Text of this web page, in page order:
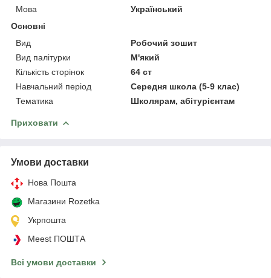
Мова
Український
Основні
Вид
Робочий зошит
Вид палітурки
М'який
Кількість сторінок
64 ст
Навчальний період
Середня школа (5-9 клас)
Тематика
Школярам, абітурієнтам
Приховати
Умови доставки
Нова Пошта
Магазини Rozetka
Укрпошта
Meest ПОШТА
Всі умови доставки